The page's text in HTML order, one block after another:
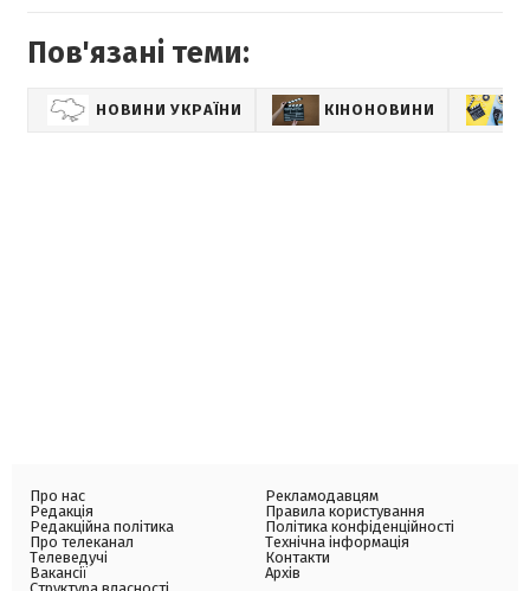
Пов'язані теми:
НОВИНИ УКРАЇНИ КІНОНОВИНИ
Про нас
Редакція
Редакційна політика
Про телеканал
Телеведучі
Вакансії
Рекламодавцям
Правила користування
Політика конфіденційності
Технічна інформація
Контакти
Архів